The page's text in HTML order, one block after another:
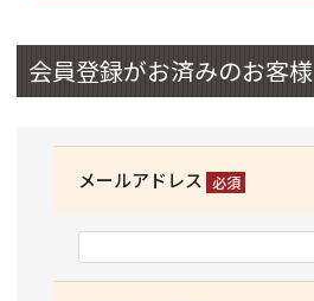
会員登録がお済みのお客様
メールアドレス
須)